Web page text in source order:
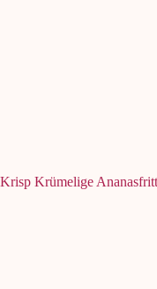
Krisp Krümelige